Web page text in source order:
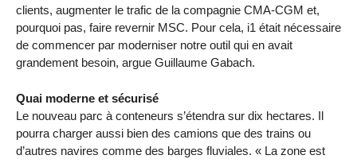
clients, augmenter le trafic de la compagnie CMA-CGM et,
pourquoi pas, faire revernir MSC. Pour cela, i1 était nécessaire
de commencer par moderniser notre outil qui en avait
grandement besoin, argue Guillaume Gabach.
Quai moderne et sécurisé
Le nouveau parc à conteneurs s’étendra sur dix hectares. Il
pourra charger aussi bien des camions que des trains ou
d’autres navires comme des barges fluviales. « La zone est